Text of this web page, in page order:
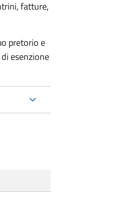
fatture,
pretorio e
esenzione